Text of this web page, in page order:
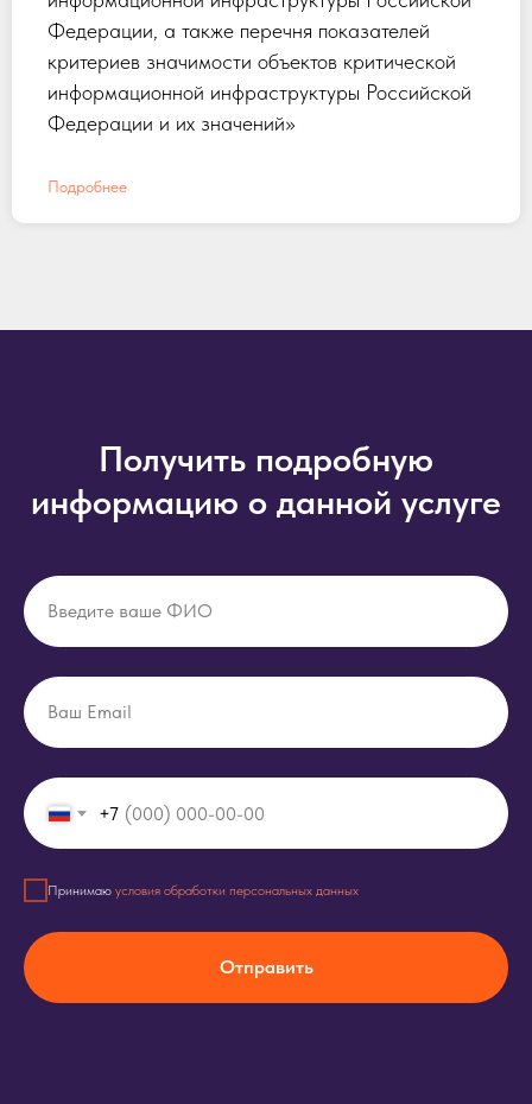
Федерации, а также перечня показателей
критериев значимости объектов критической
информационной инфраструктуры Российской
Федерации и их значений»
Подробнее
Получить подробную
информацию о данной услуге
Введите ваше ФИО
Ваш Email
+7
Принимаю условия обработки персональных данных
Отправить